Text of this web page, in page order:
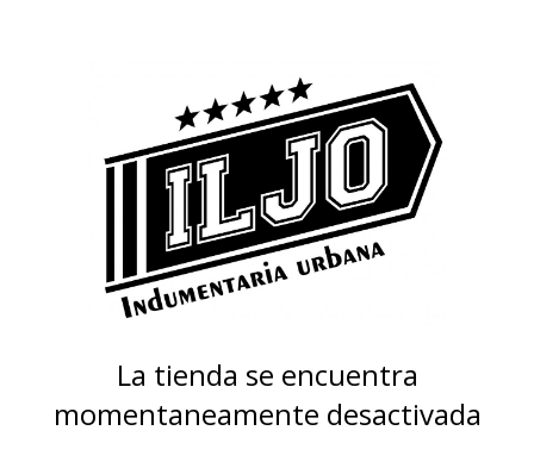
La tienda se encuentra
momentaneamente desactivada